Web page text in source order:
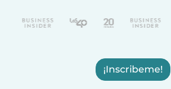
¡Inscribeme!